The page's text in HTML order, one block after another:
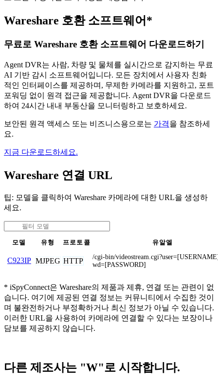
Wareshare 호환 소프트웨어*
무료로 Wareshare 호환 소프트웨어 다운로드하기
Agent DVR는 사람, 차량 및 물체를 실시간으로 감지하는 무료
AI 기반 감시 소프트웨어입니다. 모든 장치에서 사용자 친화
적인 인터페이스를 제공하며, 무제한 카메라를 지원하고, 포트
포워딩 없이 원격 접근을 제공합니다. Agent DVR을 다운로드
하여 24시간 내내 부동산을 모니터링하고 보호하세요.
보안된 원격 액세스 또는 비즈니스용으로는 가격을 참조하세
요.
지금 다운로드하세요.
Wareshare 연결 URL
팁: 모델을 클릭하여 Wareshare 카메라에 대한 URL을 생성하
세요.
모델 유형 프로토콜 유알엘
C923IP MJPEG HTTP
/cgi-bin/
wd=[PASSWORD]
* iSpyConnect은 Wareshare의 제품과 제휴, 연결 또는 관련이 없
습니다. 여기에 제공된 연결 정보는 커뮤니티에서 수집한 것이
며 불완전하거나 부정확하거나 최신 정보가 아닐 수 있습니다.
이러한 URL을 사용하여 카메라에 연결할 수 있다는 보장이나
담보를 제공하지 않습니다.
다른 제조사는 "W"로 시작합니다.